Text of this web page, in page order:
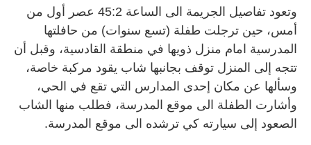
وتعود تفاصيل الجريمة الى الساعة 45:2 عصر أول من
أمس، حين ترجلت طفلة (تسع سنوات) من حافلتها
المدرسية امام منزل ذويها في منطقة القادسية، وقبل أن
تتجه إلى المنزل توقف بجانبها شاب يقود مركبة خاصة،
وسألها عن مكان إحدى المدارس التي تقع في الحي،
وأشارت الطفلة الى موقع المدرسة، فطلب منها الشاب
الصعود إلى سيارته كي ترشده الى موقع المدرسة.